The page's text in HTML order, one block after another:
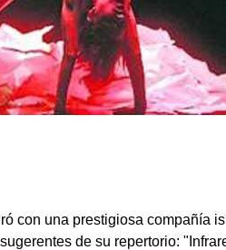
con una prestigiosa compañía
de su repertorio: